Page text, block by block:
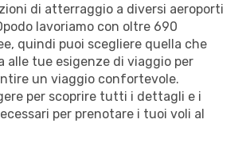
di atterraggio a diversi aeroporti
lavoriamo con oltre 690
quindi puoi scegliere quella che
alle tue esigenze di viaggio per
un viaggio confortevole.
per scoprire tutti i dettagli e i
per prenotare i tuoi voli al